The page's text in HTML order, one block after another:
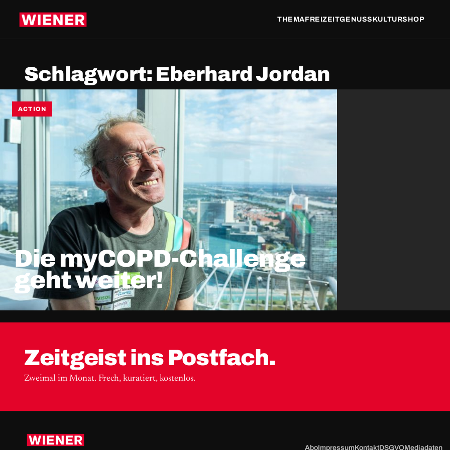
THEMAFREIZEITGENUSS KULTURSHOP
Schlagwort: Eberhard Jordan
ACTION
Die myCOPD-Challenge
geht weiter!
Zeitgeist ins Postfach.
Zweimal im Monat. Frech, kuratiert, kostenlos.
AboImpressumKontaktDSGVOMediadaten